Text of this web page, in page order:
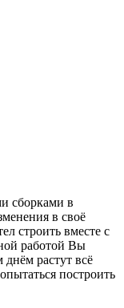
сборками в
в своё
строить вместе с
работой Вы
растут всё
построить